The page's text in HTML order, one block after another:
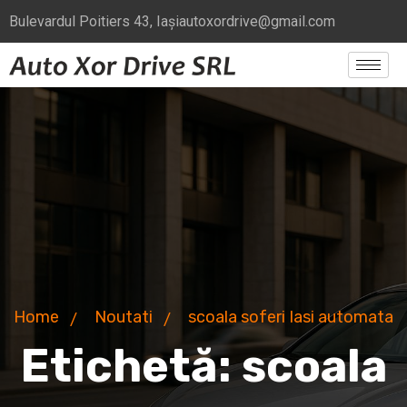
Bulevardul Poitiers 43, Iașiautoxordrive@gmail.com
Home Noutati scoala soferi Iasi automata
Etichetă:scoala